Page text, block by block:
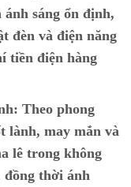
sáng ổn định,
đèn và điện năng
tiền điện hàng
Theo phong
lành, may mắn và
lê trong không
thời ánh